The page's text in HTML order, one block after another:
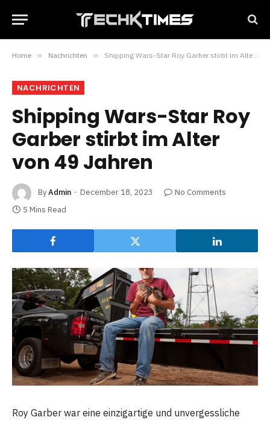
Home » Nachrichten » Shipping Wars-Star Roy Garber stirbt im Alter von 49 Jahren
NACHRICHTEN
Shipping Wars-Star Roy
Garber stirbt im Alter
von 49 Jahren
ByAdmin December 18, 2023
No Comments
5 Mins Read
Roy Garber war eine einzigartige und unvergessliche